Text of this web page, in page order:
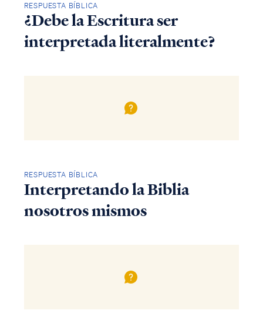
RESPUESTA BÍBLICA
¿Debe la Escritura ser
interpretada literalmente?
RESPUESTA BÍBLICA
Interpretando la Biblia
nosotros mismos